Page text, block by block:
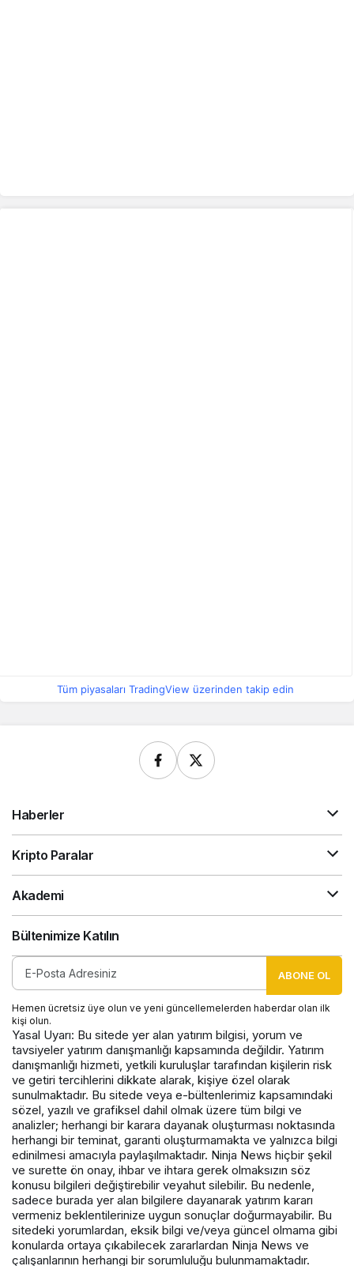
Tüm piyasaları TradingView üzerinden takip edin
Haberler
Kripto Paralar
Akademi
Bültenimize Katılın
ABONE OL
Hemen ücretsiz üye olun ve yeni güncellemelerden haberdar olan ilk
kişi olun.
Yasal Uyarı: Bu sitede yer alan yatırım bilgisi, yorum ve
tavsiyeler yatırım danışmanlığı kapsamında değildir. Yatırım
danışmanlığı hizmeti, yetkili kuruluşlar tarafından kişilerin risk
ve getiri tercihlerini dikkate alarak, kişiye özel olarak
sunulmaktadır. Bu sitede veya e-bültenlerimiz kapsamındaki
sözel, yazılı ve grafiksel dahil olmak üzere tüm bilgi ve
analizler; herhangi bir karara dayanak oluşturması noktasında
herhangi bir teminat, garanti oluşturmamakta ve yalnızca bilgi
edinilmesi amacıyla paylaşılmaktadır. Ninja News hiçbir şekil
ve surette ön onay, ihbar ve ihtara gerek olmaksızın söz
konusu bilgileri değiştirebilir veyahut silebilir. Bu nedenle,
sadece burada yer alan bilgilere dayanarak yatırım kararı
vermeniz beklentilerinize uygun sonuçlar doğurmayabilir. Bu
sitedeki yorumlardan, eksik bilgi ve/veya güncel olmama gibi
konularda ortaya çıkabilecek zararlardan Ninja News ve
çalışanlarının herhangi bir sorumluluğu bulunmamaktadır.